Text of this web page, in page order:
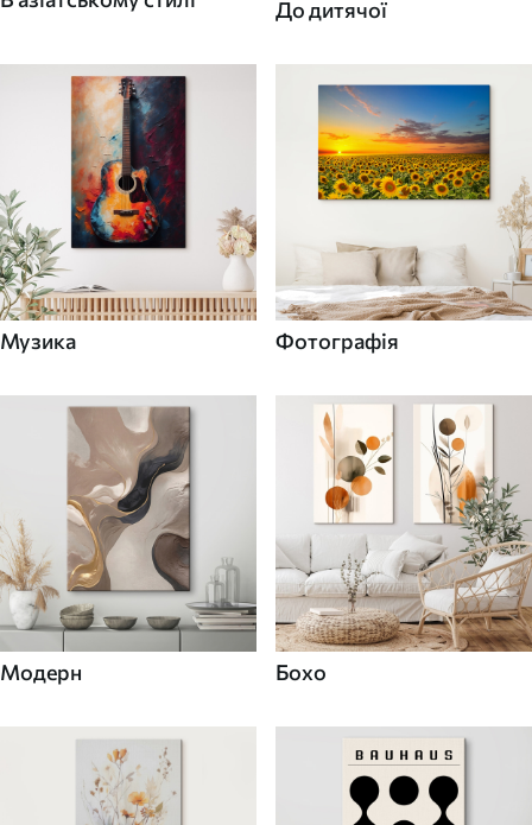
До дитячої
Музика Фотографія
Модерн Бохо